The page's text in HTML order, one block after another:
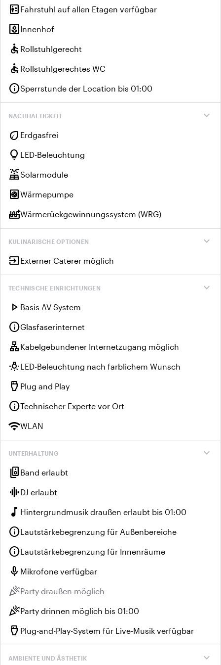
elevator Fahrstuhl auf allen Etagen verfügbar
yardInnenhof
accessible Rollstuhlgerecht
accessible Rollstuhlgerechtes WC
infoSperrstunde der Location bis 01:00
expand_more
NACHHALTIGKEIT
eco Erdgasfrei
lightbulb LED-Beleuchtung
solar_powerSolarmodule
heat_pumpWärmepumpe
heat_pump_balanceWärmerückgewinnungssystem (WRG)
expand_more
KULINARISCHE OPTIONEN
inputExterner Caterer möglich
expand_more
TECHNISCHE EINRICHTUNGEN
play_arrow Basis AV-System
infoGlasfaserinternet
lan Kabelgebundener Internetzugang möglich
wb_incandescentLED-Beleuchtung nach farblichem Wunsch
settings_input_hdmi Plug and Play
infoTechnischer Experte vor Ort
wifiWLAN
expand_more
UNTERHALTUNG
speaker_group Band erlaubt
graphic_eq DJ erlaubt
music_note Hintergrundmusik draußen erlaubt bis 01:00
infoLautstärkebegrenzung für Außenbereiche
infoLautstärkebegrenzung für Innenräume
mic Mikrofone verfügbar
celebrationNicht verfügbar:
Party draußen möglich
celebrationParty drinnen möglich bis 01:00
settings_input_hdmi Plug-and-Play-System für Live-Musik verfügbar
expand_more
AMBIENTE UND ÄSTHETIK